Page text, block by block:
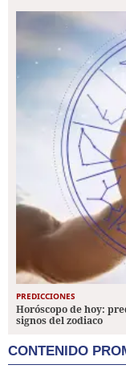
PREDICCIONES
Horóscopo de hoy:
signos del zodiaco
CONTENIDO